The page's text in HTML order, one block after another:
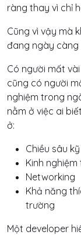
ràng thay vì chỉ
Cũng vì vậy mà
đang ngày càng
Có người mất
cũng có người
nghiệm trong
nằm ở việc ai
ở:
Chiều sâu
Kinh
Networking
Khả năng
trường
Một developer